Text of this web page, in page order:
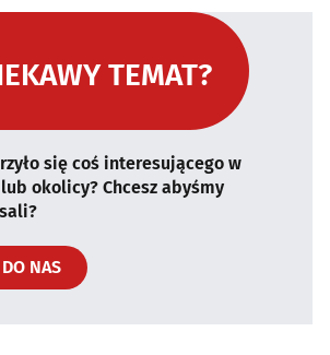
TEMAT?
się coś interesującego w
okolicy? Chcesz abyśmy
NAS